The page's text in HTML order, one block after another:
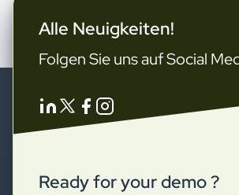
Alle Neuigkeiten!
Folgen Sie uns auf Social
Ready for your demo ?